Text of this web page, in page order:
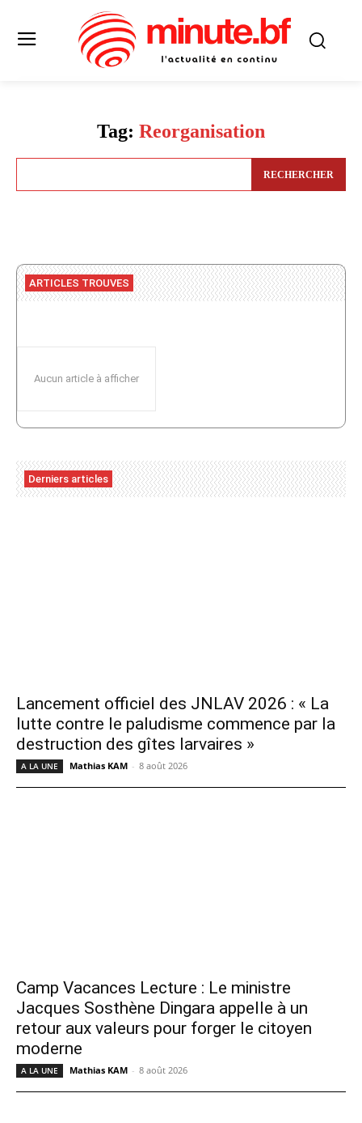
Tag: Reorganisation
RECHERCHER
ARTICLES TROUVES
Aucun article à afficher
Derniers articles
Lancement officiel des JNLAV 2026 : « La
lutte contre le paludisme commence par la
destruction des gîtes larvaires »
A LA UNE Mathias KAM - 8 août 2026
Camp Vacances Lecture : Le ministre
Jacques Sosthène Dingara appelle à un
retour aux valeurs pour forger le citoyen
moderne
A LA UNE Mathias KAM - 8 août 2026